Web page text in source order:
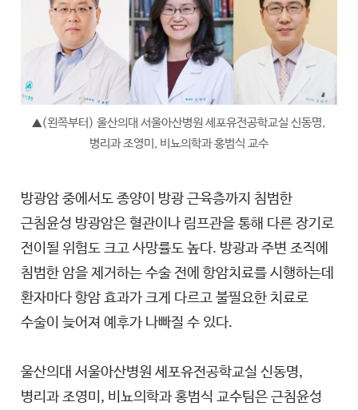
▲(왼쪽부터) 울산의대 서울아산병원 세포유전공학교실 신동명,
병리과 조영미, 비뇨의학과 홍범식 교수
방광암 중에서도 종양이 방광 근육층까지 침범한
근침윤성 방광암은 혈관이나 림프관을 통해 다른 장기로
전이될 위험도 크고 사망률도 높다. 방광과 주변 조직에
침범한 암을 제거하는 수술 전에 항암치료를 시행하는데
환자마다 항암 효과가 크게 다르고 불필요한 치료로
수술이 늦어져 예후가 나빠질 수 있다.
울산의대 서울아산병원 세포유전공학교실 신동명,
병리과 조영미, 비뇨의학과 홍범식 교수팀은 근침윤성